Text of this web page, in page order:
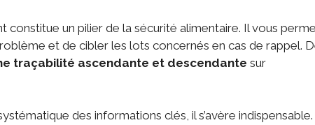
un pilier de la sécurité alimentaire. Il vous
et de cibler les lots concernés en cas de rappel.
traçabilité ascendante et descendante sur
des informations clés, il s’avère indispensable.